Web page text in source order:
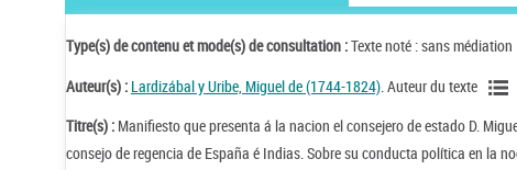
Type(s) de contenu et mode(s) de consultation :Texte noté : sans médiation
Auteur(s) : Lardizábal y Uribe, Miguel de (1744-1824) . Auteur du texte
Titre(s) : Manifiesto que presenta á la nacion el consejero de estado D.
consejo de regencia de España é Indias. Sobre su conducta política en la